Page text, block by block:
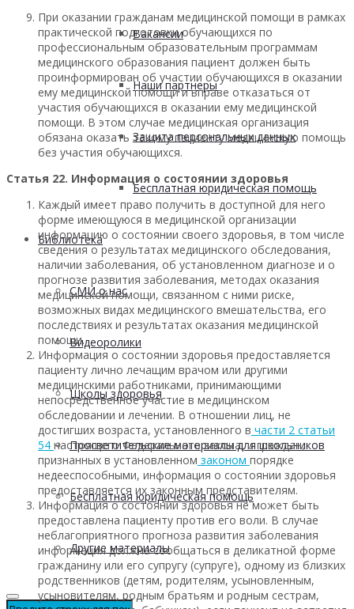
Вакансии
Наши партнеры
Защита персональных данных
Бесплатная юридическая помощь
Библиотека
СМИ о нас
Видеоролики
Школы здоровья
Просветительские материалы для школьников
Бесплатная юридическая помощь
Другие материалы
При оказании гражданам медицинской помощи в рамках
практической подготовки обучающихся по
профессиональным образовательным программам
медицинского образования пациент должен быть
проинформирован об участии обучающихся в оказании
ему медицинской помощи и вправе отказаться от
участия обучающихся в оказании ему медицинской
помощи. В этом случае медицинская организация
обязана оказать такому пациенту медицинскую помощь
без участия обучающихся.
Статья 22. Информация о состоянии здоровья
Каждый имеет право получить в доступной для него
форме имеющуюся в медицинской организации
информацию о состоянии своего здоровья, в том числе
сведения о результатах медицинского обследования,
наличии заболевания, об установленном диагнозе и о
прогнозе развития заболевания, методах оказания
медицинской помощи, связанном с ними риске,
возможных видах медицинского вмешательства, его
последствиях и результатах оказания медицинской
помощи.
Информация о состоянии здоровья предоставляется
пациенту лично лечащим врачом или другими
медицинскими работниками, принимающими
непосредственное участие в медицинском
обследовании и лечении. В отношении лиц, не
достигших возраста, установленного в части 2 статьи
54 настоящего Федерального закона, и граждан,
признанных в установленном законом порядке
недееспособными, информация о состоянии здоровья
предоставляется их законным представителям.
Информация о состоянии здоровья не может быть
предоставлена пациенту против его воли. В случае
неблагоприятного прогноза развития заболевания
информация должна сообщаться в деликатной форме
гражданину или его супругу (супруге), одному из близких
родственников (детям, родителям, усыновленным,
усыновителям, родным братьям и родным сестрам,